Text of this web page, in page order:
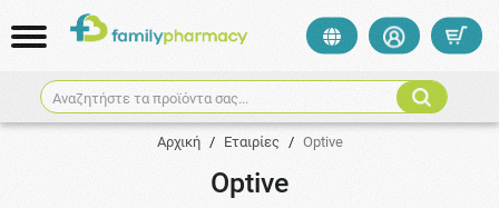
Αναζητήστε τα προϊόντα σας...
Αρχική / Εταιρίες / Optive
Optive